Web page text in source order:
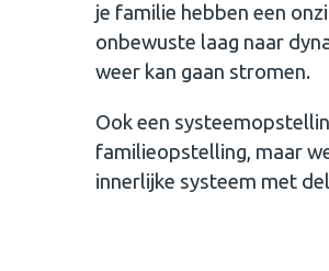
je familie hebben een
onbewuste laag naar
weer kan gaan stromen.
Ook een
familieopstelling, maar
innerlijke systeem met